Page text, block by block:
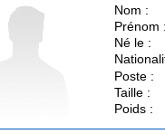
Nom :
Prénom
Né le :
Poste :
Taille :
Poids :